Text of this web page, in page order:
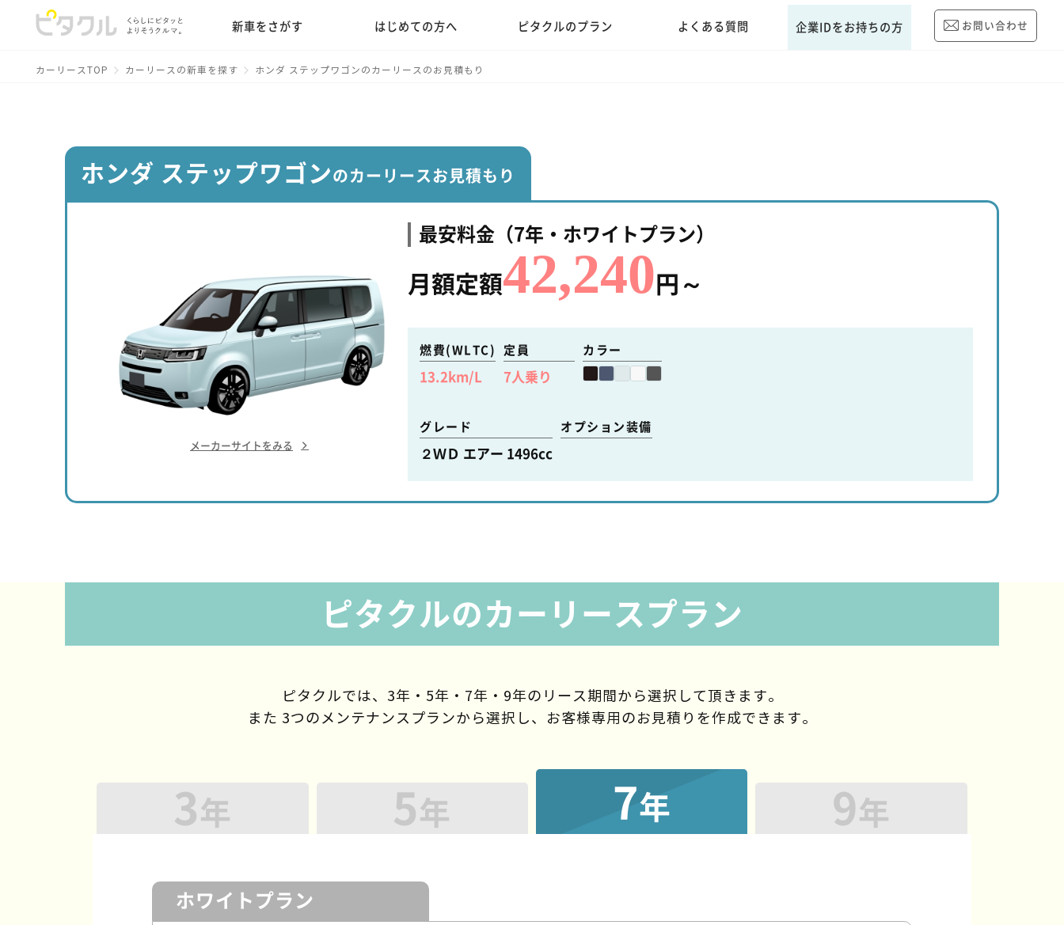
新車をさがす はじめての方へ ピタクルのプラン よくある質問 企業IDをお持ちの方 お問い合わせ
カーリースTOP カーリースの新車を探す ホンダ ステップワゴンのカーリースのお見積もり
ホンダ ステップワゴン のカーリースお見積もり
メーカーサイトをみる
最安料金（7年・ホワイトプラン）
月額定額42,240 円～
燃費(WLTC)
13.2 km/L
定員
7人乗り
カラー
グレード
２ＷＤ エアー 1496cc
オプション装備
ピタクルのカーリースプラン
ピタクルでは、3年・5年・7年・9年の リース期間から選択して頂きます。
また 3つのメンテナンスプランから選択し、
お客様専用のお見積りを作成できます。
3年 5年 7年 9年
ホワイトプラン